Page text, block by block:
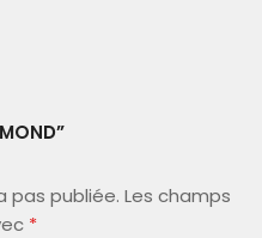
pas publiée. Les champs
*